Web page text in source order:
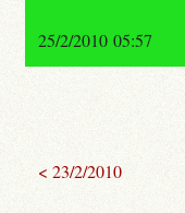
25/2/2010 05:57
< 23/2/2010